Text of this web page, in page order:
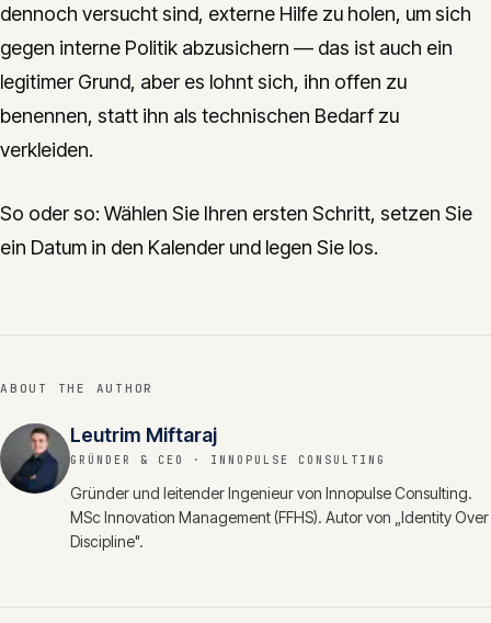
dennoch versucht sind, externe Hilfe zu holen, um sich
gegen interne Politik abzusichern — das ist auch ein
legitimer Grund, aber es lohnt sich, ihn offen zu
benennen, statt ihn als technischen Bedarf zu
verkleiden.
So oder so: Wählen Sie Ihren ersten Schritt, setzen Sie
ein Datum in den Kalender und legen Sie los.
ABOUT THE AUTHOR
Leutrim Miftaraj
GRÜNDER & CEO · INNOPULSE CONSULTING
Gründer und leitender Ingenieur von Innopulse Consulting.
MSc Innovation Management (FFHS). Autor von „Identity Over
Discipline".